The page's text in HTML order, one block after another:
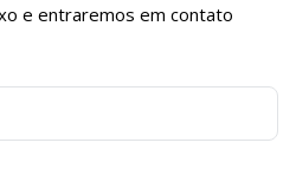
e entraremos em contato